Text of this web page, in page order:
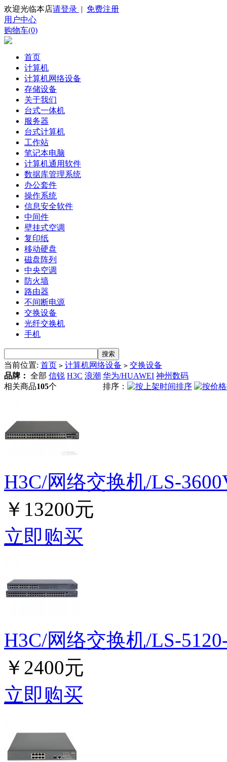
欢迎光临本店请登录 | 免费注册
用户中心
购物车(0)
首页
计算机
计算机网络设备
存储设备
关于我们
台式一体机
服务器
台式计算机
工作站
笔记本电脑
计算机通用软件
数据库管理系统
办公套件
操作系统
信息安全软件
中间件
壁挂式空调
复印纸
移动硬盘
磁盘阵列
中央空调
防火墙
路由器
不间断电源
交换设备
光纤交换机
手机
当前位置: 首页 > 计算机网络设备 > 交换设备
品牌： 全部 信锐 H3C 浪潮 华为/HUAWEI 神州数码
相关商品105个 排序：
H3C/网络交换机/LS-
￥13200元
立即购买
H3C/网络交换机/LS-
￥2400元
立即购买